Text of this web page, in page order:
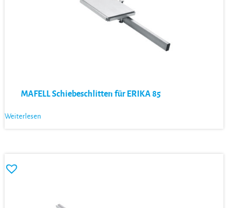
MAFELL Schiebeschlitten für ERIKA 85
Weiterlesen